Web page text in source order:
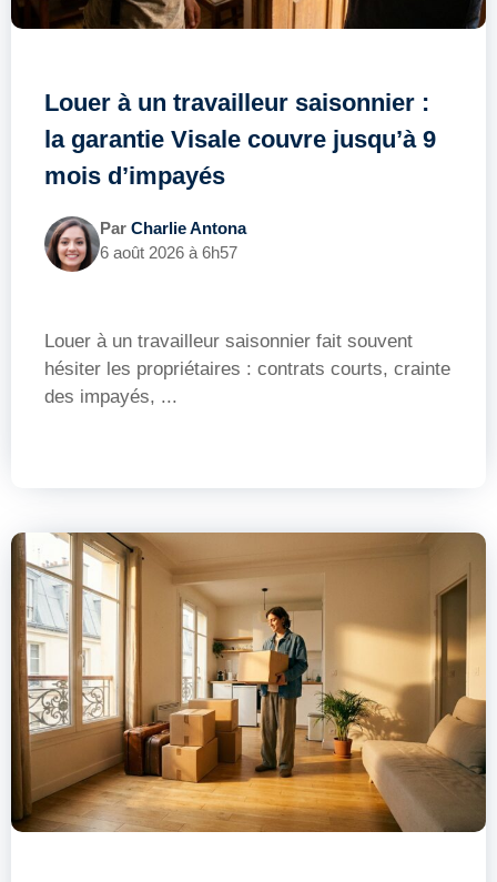
Louer à un travailleur saisonnier :
la garantie Visale couvre jusqu’à 9
mois d’impayés
Par Charlie Antona
6 août 2026 à 6h57
Louer à un travailleur saisonnier fait souvent
hésiter les propriétaires : contrats courts, crainte
des impayés, ...